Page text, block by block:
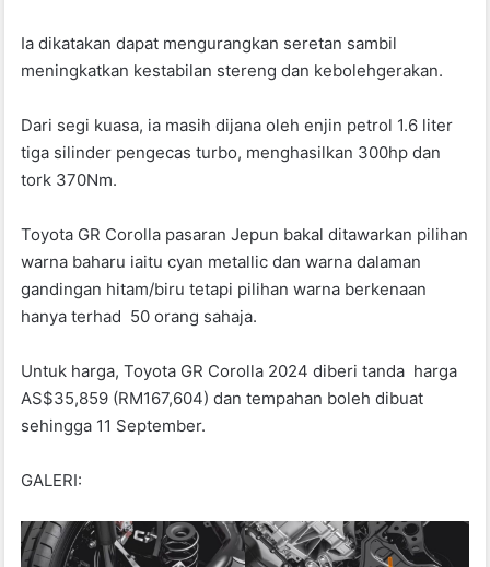
Ia dikatakan dapat mengurangkan seretan sambil
meningkatkan kestabilan stereng dan kebolehgerakan.
Dari segi kuasa, ia masih dijana oleh enjin petrol 1.6 liter
tiga silinder pengecas turbo, menghasilkan 300hp dan
tork 370Nm.
Toyota GR Corolla pasaran Jepun bakal ditawarkan pilihan
warna baharu iaitu cyan metallic dan warna dalaman
gandingan hitam/biru tetapi pilihan warna berkenaan
hanya terhad 50 orang sahaja.
Untuk harga, Toyota GR Corolla 2024 diberi tanda harga
AS$35,859 (RM167,604) dan tempahan boleh dibuat
sehingga 11 September.
GALERI: